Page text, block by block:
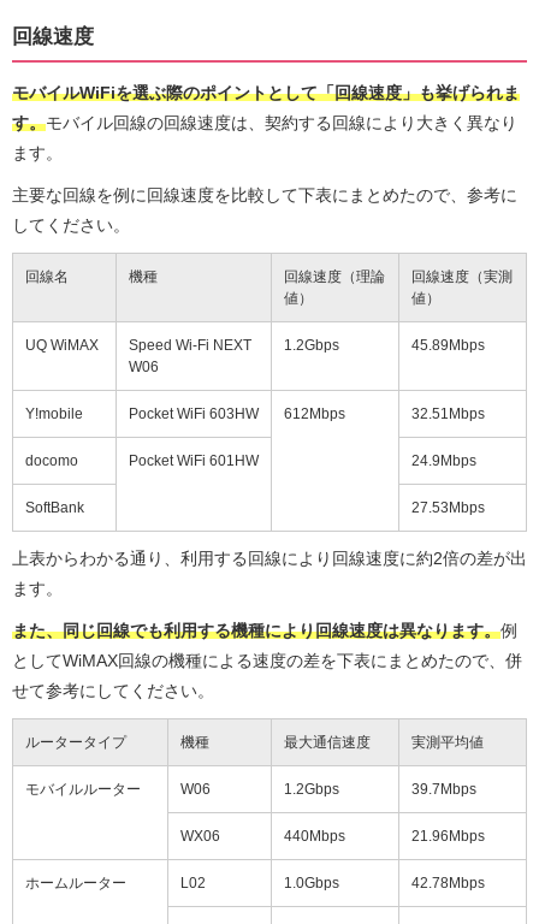
回線速度
モバイルWiFiを選ぶ際のポイントとして「回線速度」も挙げられま
す。モバイル回線の回線速度は、契約する回線により大きく異なり
ます。
主要な回線を例に回線速度を比較して下表にまとめたので、参考に
してください。
回線名 機種
回線速度（理論
値）
回線速度（実測
値）
UQ WiMAX
Speed Wi-Fi NEXT
W06
1.2Gbps 45.89Mbps
Y!mobile Pocket WiFi 603HW 612Mbps 32.51Mbps
docomo Pocket WiFi 601HW 24.9Mbps
SoftBank 27.53Mbps
上表からわかる通り、利用する回線により回線速度に約2倍の差が出
ます。
また、同じ回線でも利用する機種により回線速度は異なります。例
としてWiMAX回線の機種による速度の差を下表にまとめたので、併
せて参考にしてください。
ルータータイプ 機種 最大通信速度 実測平均値
モバイルルーター W06 1.2Gbps 39.7Mbps
WX06 440Mbps 21.96Mbps
ホームルーター L02 1.0Gbps 42.78Mbps